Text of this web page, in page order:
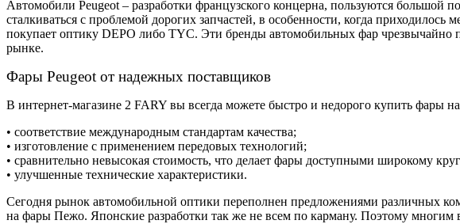
Автомобили Peugeot – разработки французского концерна, пользуются
сталкиваться с проблемой дорогих запчастей, в особенности, когда
покупает оптику DEPO либо TYC. Эти бренды автомобильных фар чрезвычайно
рынке.
Фары Peugeot от надежных поставщиков
В интернет-магазине 2 FARY вы всегда можете быстро и недорого купить
• соответствие международным стандартам качества;
• изготовление с применением передовых технологий;
• сравнительно невысокая стоимость, что делает фары доступными широкому
• улучшенные технические характеристики.
Сегодня рынок автомобильной оптики переполнен предложениями различных
на фары Пежо. Японские разработки так же не всем по карману. Поэтому многим